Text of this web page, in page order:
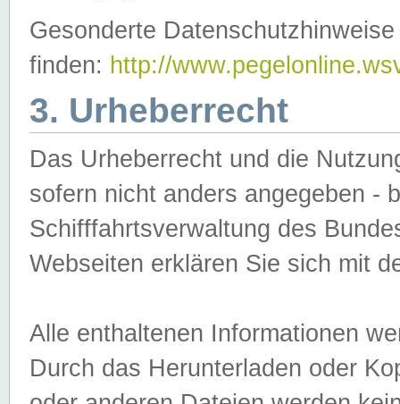
Gesonderte
finden: http://
3. Urheberrecht
Das Urheberrecht und die
sofern nicht anders angegeben -
Schifffahrtsverwaltung des
Webseiten erklären Sie sich mit
Alle enthaltenen Informationen
Durch das Herunterladen oder